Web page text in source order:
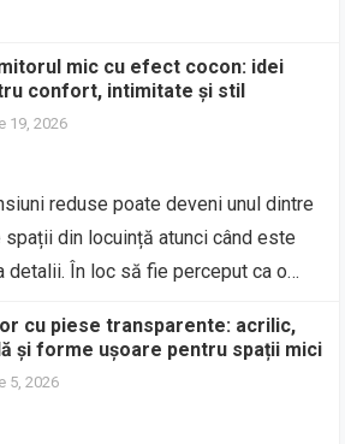
mic cu efect cocon: idei
confort, intimitate și stil
19, 2026
reduse poate deveni unul dintre
din locuință atunci când este
detalii. În loc să fie perceput ca o…
cu piese transparente: acrilic,
și forme ușoare pentru spații mici
5, 2026